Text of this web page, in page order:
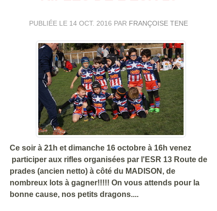
PUBLIÉE LE 14 OCT. 2016 PAR FRANÇOISE TENE
Ce soir à 21h et dimanche 16 octobre à 16h venez
participer aux rifles organisées par l'ESR 13 Route de
prades (ancien netto) à côté du MADISON, de
nombreux lots à gagner!!!!! On vous attends pour la
bonne cause, nos petits dragons....